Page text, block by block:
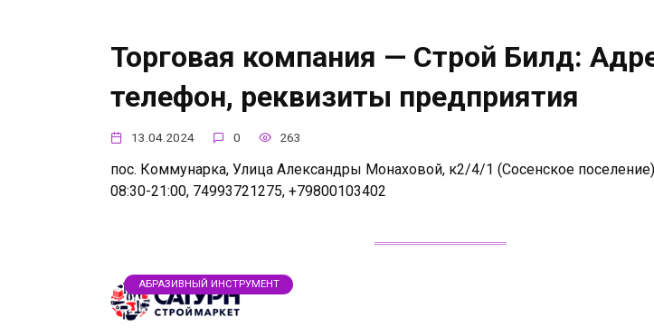
Торговая компания — Строй Билд:
телефон, реквизиты предприятия
13.04.2024 0 263
пос. Коммунарка, Улица Александры Монаховой, к2/4/1 (Сосенское
08:30-21:00, 74993721275, +79800103402
АБРАЗИВНЫЙ ИНСТРУМЕНТ